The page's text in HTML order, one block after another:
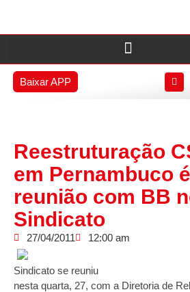
Baixar APP
Reestruturação
em Pernambuco
reunião com BB
Sindicato
27/04/2011
12:00 am
Sindicato se reuniu
nesta quarta, 27, com a Diretoria de